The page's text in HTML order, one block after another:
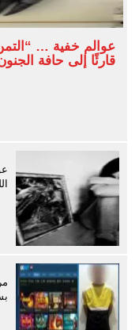
عوالم خفية …
قارئًا إلى حافة